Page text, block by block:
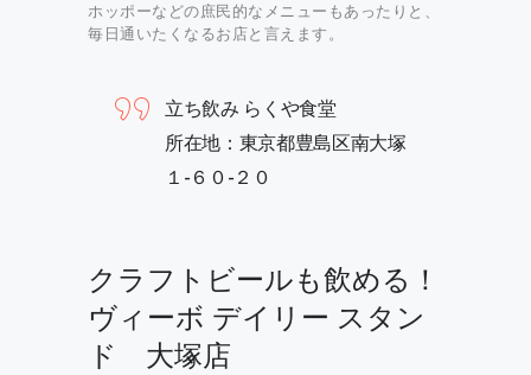
ホッポーなどの庶民的なメニューもあったりと、
毎日通いたくなるお店と言えます。
立ち飲み らくや食堂
所在地：東京都豊島区南大塚
１-６０-２０
クラフトビールも飲める！
ヴィーボ デイリー スタン
ド 大塚店